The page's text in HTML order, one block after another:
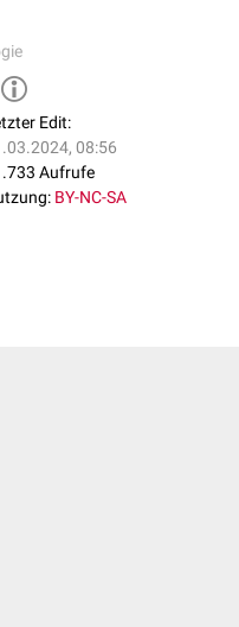
Edit:
08:56
Aufrufe
BY-NC-SA